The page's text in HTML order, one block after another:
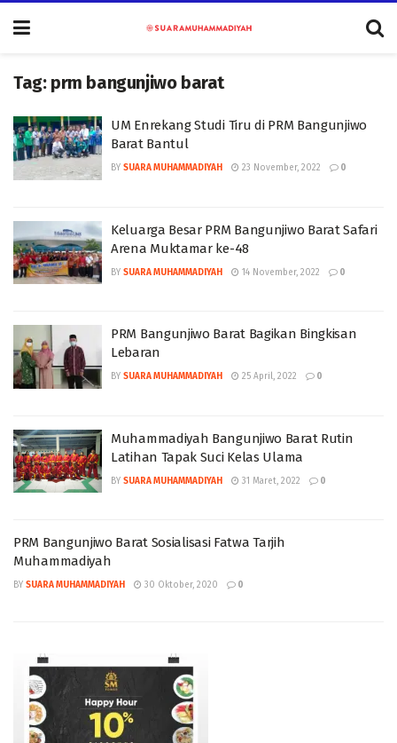
Tag: prm bangunjiwo barat
UM Enrekang Studi Tiru di PRM Bangunjiwo
Barat Bantul
BY SUARA MUHAMMADIYAH 23 November, 2022 0
Keluarga Besar PRM Bangunjiwo Barat Safari
Arena Muktamar ke-48
BY SUARA MUHAMMADIYAH 14 November, 2022 0
PRM Bangunjiwo Barat Bagikan Bingkisan
Lebaran
BY SUARA MUHAMMADIYAH 25 April, 2022 0
Muhammadiyah Bangunjiwo Barat Rutin
Latihan Tapak Suci Kelas Ulama
BY SUARA MUHAMMADIYAH 31 Maret, 2022 0
PRM Bangunjiwo Barat Sosialisasi Fatwa Tarjih
Muhammadiyah
BY SUARA MUHAMMADIYAH 30 Oktober, 2020 0